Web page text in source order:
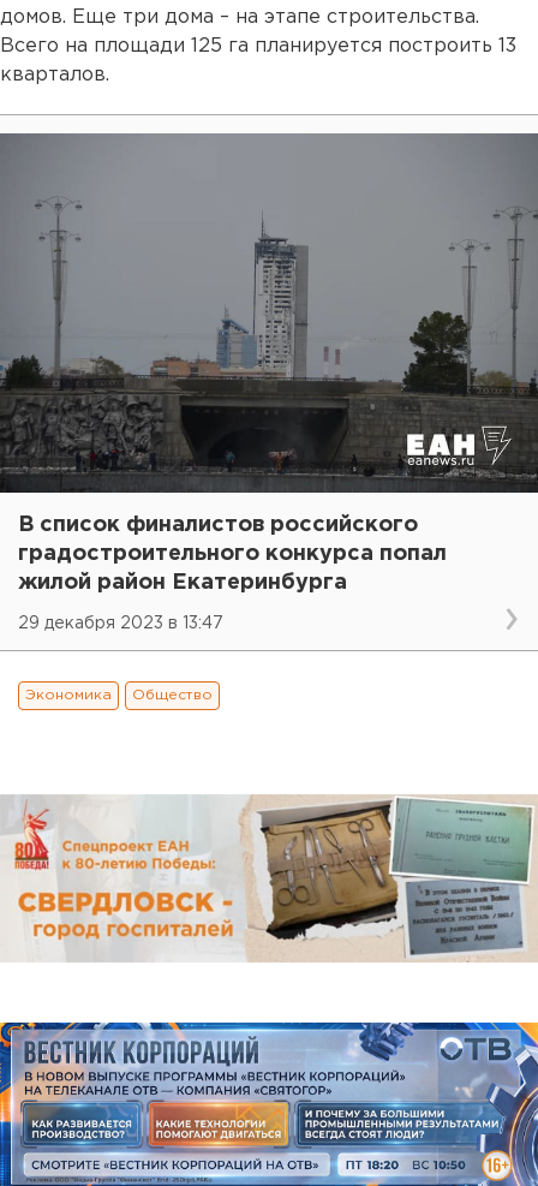
домов. Еще три дома – на этапе строительства.
Всего на площади 125 га планируется построить 13
кварталов.
В список финалистов российского
градостроительного конкурса попал
жилой район Екатеринбурга
29 декабря 2023 в 13:47
Экономика Общество